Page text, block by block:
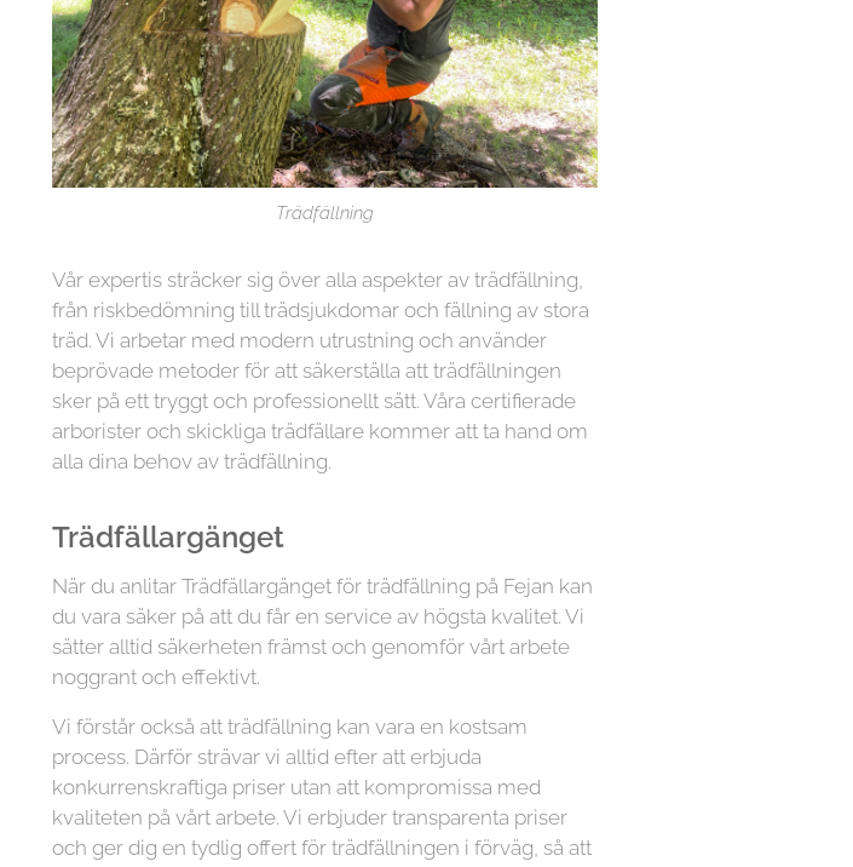
Trädfällning
Vår expertis sträcker sig över alla aspekter av trädfällning,
från riskbedömning till trädsjukdomar och fällning av stora
träd. Vi arbetar med modern utrustning och använder
beprövade metoder för att säkerställa att trädfällningen
sker på ett tryggt och professionellt sätt. Våra certifierade
arborister och skickliga trädfällare kommer att ta hand om
alla dina behov av trädfällning.
Trädfällargänget
När du anlitar Trädfällargänget för trädfällning på Fejan kan
du vara säker på att du får en service av högsta kvalitet. Vi
sätter alltid säkerheten främst och genomför vårt arbete
noggrant och effektivt.
Vi förstår också att trädfällning kan vara en kostsam
process. Därför strävar vi alltid efter att erbjuda
konkurrenskraftiga priser utan att kompromissa med
kvaliteten på vårt arbete. Vi erbjuder transparenta priser
och ger dig en tydlig offert för trädfällningen i förväg, så att